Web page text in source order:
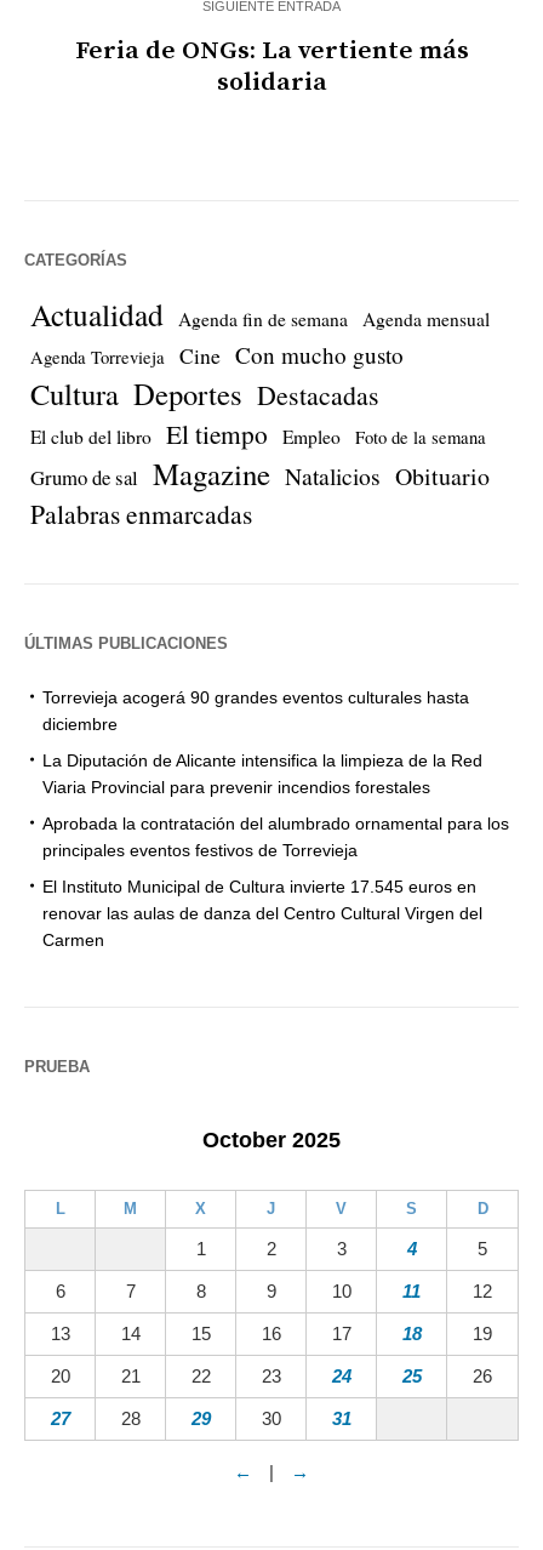
SIGUIENTE ENTRADA
Feria de ONGs: La vertiente más
solidaria
CATEGORÍAS
Actualidad Agenda fin de semana Agenda mensual
Agenda Torrevieja Cine Con mucho gusto
Cultura Deportes Destacadas
El club del libro El tiempo Empleo Foto de la semana
Grumo de sal Magazine Natalicios Obituario
Palabras enmarcadas
ÚLTIMAS PUBLICACIONES
Torrevieja acogerá 90 grandes eventos culturales hasta
diciembre
La Diputación de Alicante intensifica la limpieza de la Red
Viaria Provincial para prevenir incendios forestales
Aprobada la contratación del alumbrado ornamental para los
principales eventos festivos de Torrevieja
El Instituto Municipal de Cultura invierte 17.545 euros en
renovar las aulas de danza del Centro Cultural Virgen del
Carmen
PRUEBA
October 2025
L M X J V S D
1 2 3 4 5
6 7 8 9 10 11 12
13 14 15 16 17 18 19
20 21 22 23 24 25 26
27 28 29 30 31
← | →